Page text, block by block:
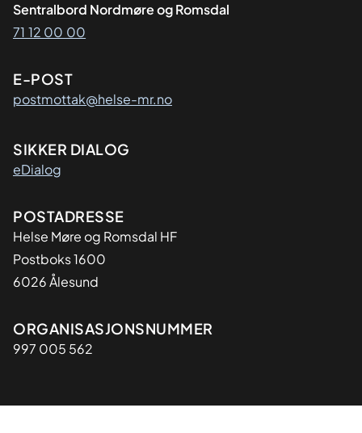
Sentralbord Nordmøre og Romsdal
71 12 00 00
E-POST
postmottak@helse-mr.no
SIKKER DIALOG
eDialog
Adresse
POSTADRESSE
Helse Møre og Romsdal HF
Postboks 1600
6026 Ålesund
Organisasjon
ORGANISASJONSNUMMER
997 005 562